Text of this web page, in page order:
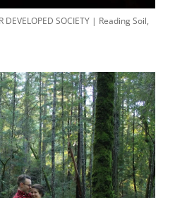
DEVELOPED SOCIETY | Reading Soil,